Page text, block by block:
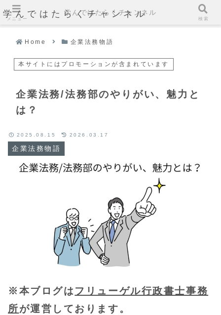
学んではたらくチャンネル
Home 企業法務物語
本サイトにはプロモーションが含まれています
企業法務/法務部のやりがい、魅力と
は？
企業法務物語
2025.08.15 2026.03.17
※本ブログは フリューゲル行政書士事務
所が運営しております。
メニュー
学んではたらくチャンネル
検索